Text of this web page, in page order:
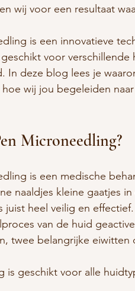
wij voor een resultaat
is een innovatieve
voor
In deze blog lees je
wij jou begeleiden
Microneedling?
is een medische
naaldjes kleine gaatjes
juist heel veilig en
van de huid
twee belangrijke
is geschikt voor alle